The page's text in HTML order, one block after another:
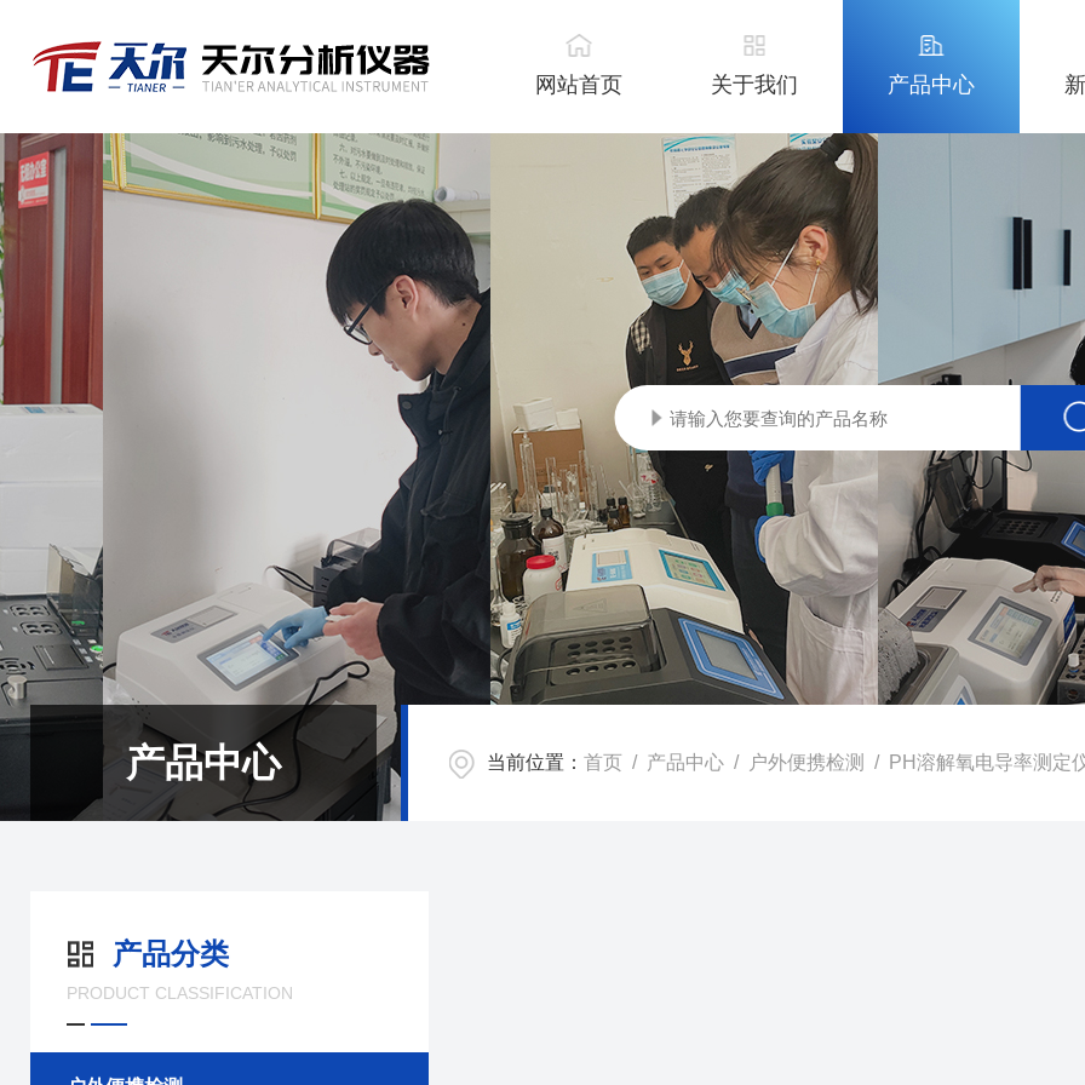
网站首页 关于我们 产品中心
产品中心 当前位置： 首页 / 产品中心 / 户外便携检测 / PH溶解氧电导率测定
产品分类
PRODUCT CLASSIFICATION